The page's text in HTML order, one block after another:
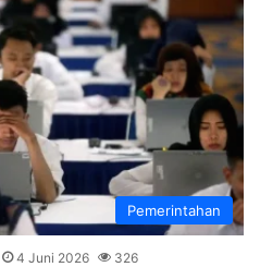
Pemerintahan
4 Juni 2026 326